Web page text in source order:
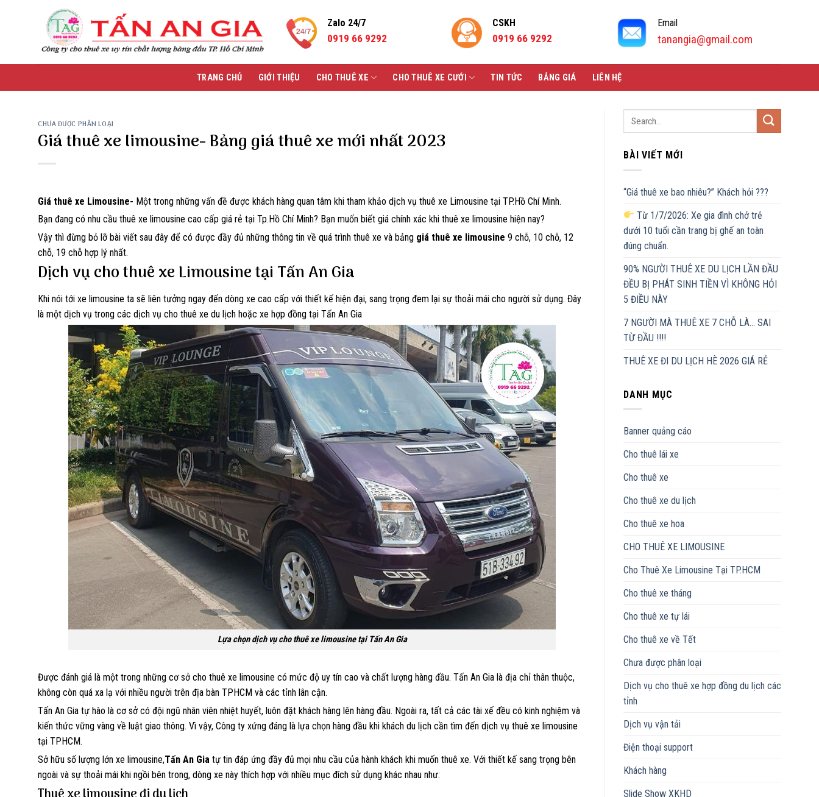
Zalo 24/7
0919 66 9292
CSKH
0919 66 9292
Email
tanangia@gmail.com
TRANG CHỦ GIỚI THIỆU CHO THUÊ XE CHO THUÊ XE CƯỚI TIN TỨC BẢNG GIÁ LIÊN HỆ
CHƯA ĐƯỢC PHÂN LOẠI
Giá thuê xe limousine- Bảng giá thuê xe mới nhất 2023
Giá thuê xe Limousine- Một trong những vấn đề được khách hàng quan tâm khi tham khảo dịch vụ thuê xe Limousine tại TP.Hồ Chí Minh.
Bạn đang có nhu cầu thuê xe limousine cao cấp giá rẻ tại Tp.Hồ Chí Minh? Bạn muốn biết giá chính xác khi thuê xe limousine hiện nay?
Vậy thì đừng bỏ lỡ bài viết sau đây để có được đầy đủ những thông tin về quá trình thuê xe và bảng giá thuê xe limousine 9 chỗ, 10 chỗ, 12
chỗ, 19 chỗ hợp lý nhất.
Dịch vụ cho thuê xe Limousine tại Tấn An Gia
Khi nói tới xe limousine ta sẽ liên tưởng ngay đến dòng xe cao cấp với thiết kế hiện đại, sang trọng đem lại sự thoải mái cho người sử dụng. Đây
là một dịch vụ trong các dịch vụ cho thuê xe du lịch hoặc xe hợp đồng tại Tấn An Gia
Lựa chọn dịch vụ cho thuê xe limousine tại Tấn An Gia
Được đánh giá là một trong những cơ sở cho thuê xe limousine có mức độ uy tín cao và chất lượng hàng đầu. Tấn An Gia là địa chỉ thân thuộc,
không còn quá xa lạ với nhiều người trên địa bàn TPHCM và các tỉnh lân cận.
Tấn An Gia tự hào là cơ sở có đội ngũ nhân viên nhiệt huyết, luôn đặt khách hàng lên hàng đầu. Ngoài ra, tất cả các tài xế đều có kinh nghiệm và
kiến thức vững vàng về luật giao thông. Vì vậy, Công ty xứng đáng là lựa chọn hàng đầu khi khách du lịch cần tìm đến dịch vụ thuê xe limousine
tại TPHCM.
Sở hữu số lượng lớn xe limousine,Tấn An Gia tự tin đáp ứng đầy đủ mọi nhu cầu của hành khách khi muốn thuê xe. Với thiết kế sang trọng bên
ngoài và sự thoải mái khi ngồi bên trong, dòng xe này thích hợp với nhiều mục đích sử dụng khác nhau như:
BÀI VIẾT MỚI
“Giá thuê xe bao nhiêu?” Khách hỏi ???
Từ 1/7/2026: Xe gia đình chở trẻ
dưới 10 tuổi cần trang bị ghế an toàn
đúng chuẩn.
90% NGƯỜI THUÊ XE DU LỊCH LẦN ĐẦU
ĐỀU BỊ PHÁT SINH TIỀN VÌ KHÔNG HỎI
5 ĐIỀU NÀY
7 NGƯỜI MÀ THUÊ XE 7 CHỖ LÀ… SAI
TỪ ĐẦU !!!!
THUÊ XE ĐI DU LỊCH HÈ 2026 GIÁ RẺ
DANH MỤC
Banner quảng cáo
Cho thuê lái xe
Cho thuê xe
Cho thuê xe du lịch
Cho thuê xe hoa
CHO THUÊ XE LIMOUSINE
Cho Thuê Xe Limousine Tại TP.HCM
Cho thuê xe tháng
Cho thuê xe tự lái
Cho thuê xe về Tết
Chưa được phân loại
Dịch vụ cho thuê xe hợp đồng du lịch các
tỉnh
Dịch vụ vận tải
Điện thoại support
Khách hàng
Slide Show XKHD